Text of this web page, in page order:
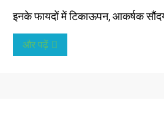
इनके फायदों में टिकाऊपन, आकर्षक
और पढ़ें